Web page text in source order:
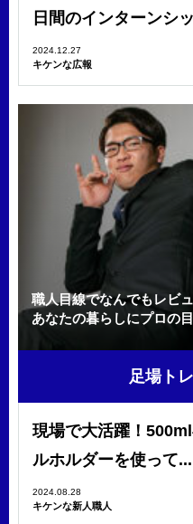
日間のインターンシ
2024.12.27
キケンな広報
職人目線でなんでもレビ
あなたの暮らしにプロの
足場ト
現場で大活躍！
ルホルダーを使って...
2024.08.28
キケンな新人職人